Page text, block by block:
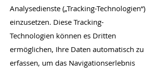
Analysedienste („Tracking-Technologien“)
einzusetzen. Diese Tracking-
Technologien können es Dritten
ermöglichen, Ihre Daten automatisch zu
erfassen, um das Navigationserlebnis